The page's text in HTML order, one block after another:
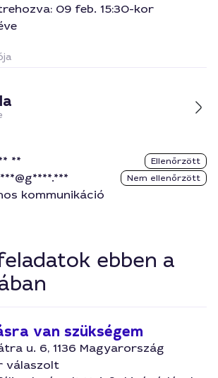
09 feb. 15:30-kor
** Ellenőrzött
Nem ellenőrzött
kommunikáció
ebben a
van szükségem
u. 6, 1136 Magyarország
válaszolt